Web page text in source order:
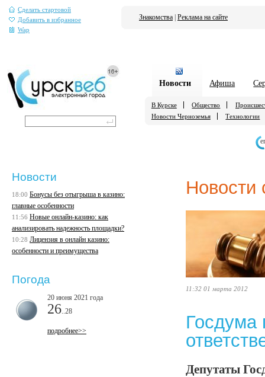
Сделать стартовой
Добавить в избранное
Wap
Знакомства Реклама на сайте
Новости Афиша
В Курске Общество
Новости Черноземья
Технологии
Новости
11:32 01 марта 2012
Госдума
Депутаты
Новости
18:00 Бонусы без отыгрыша в казино:
главные особенности
11:56 Новые онлайн-казино: как
анализировать надежность площадки?
10:28 Лицензия в онлайн казино:
особенности и преимущества
Погода
20 июня 2021 года
26 ..28
подробнее>>